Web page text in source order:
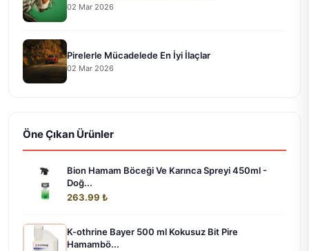
02 Mar 2026
Pirelerle Mücadelede En İyi İlaçlar
02 Mar 2026
Öne Çıkan Ürünler
Bion Hamam Böceği Ve Karınca Spreyi 450ml -
Doğ...
263.99 ₺
K-othrine Bayer 500 ml Kokusuz Bit Pire
Hamambö...